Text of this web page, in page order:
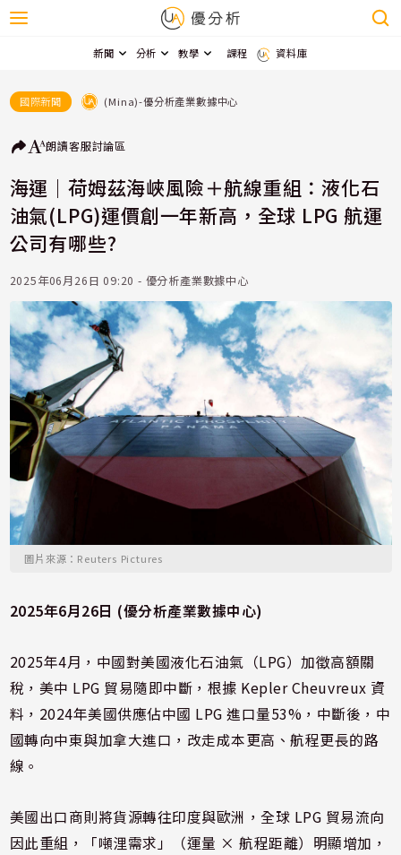
新聞 分析 教學 課程 資料庫
國際新聞 (Mina)-優分析產業數據中心
朗讀客服討論區
海運｜荷姆茲海峽風險＋航線重組：液化石
油氣(LPG)運價創一年新高，全球 LPG 航運
公司有哪些?
2025年06月26日 09:20 - 優分析產業數據中心
圖片來源：Reuters Pictures
2025年6月26日 (優分析產業數據中心)
2025年4月，中國對美國液化石油氣（LPG）加徵高額關
稅，美中 LPG 貿易隨即中斷，根據 Kepler Cheuvreux 資
料，2024年美國供應佔中國 LPG 進口量53%，中斷後，中
國轉向中東與加拿大進口，改走成本更高、航程更長的路
線。
美國出口商則將貨源轉往印度與歐洲，全球 LPG 貿易流向
因此重組，「噸浬需求」（運量 × 航程距離）明顯增加，